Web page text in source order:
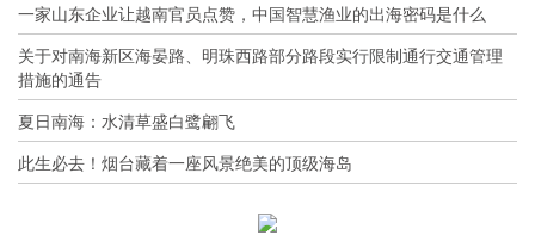
一家山东企业让越南官员点赞，中国智慧渔业的出海密码是什么
关于对南海新区海晏路、明珠西路部分路段实行限制通行交通管理
措施的通告
夏日南海：水清草盛白鹭翩飞
此生必去！烟台藏着一座风景绝美的顶级海岛